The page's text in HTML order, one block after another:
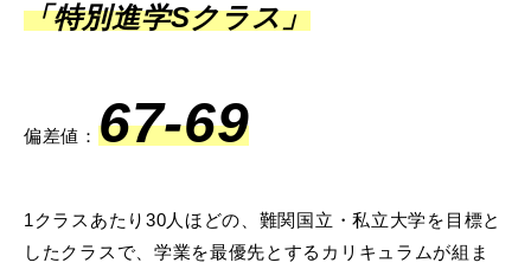
「特別進学Sクラス」
偏差値： 67‐69
1クラスあたり30人ほどの、難関国立・私立大学を目標と
したクラスで、学業を最優先とするカリキュラムが組ま